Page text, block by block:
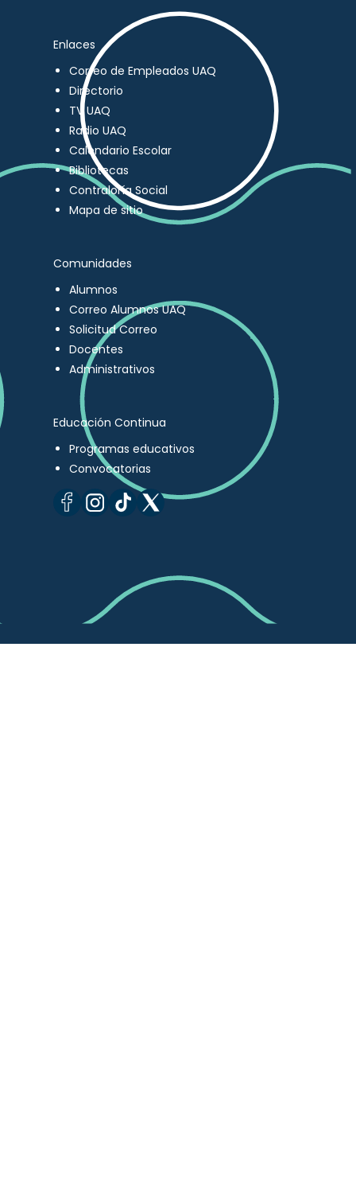
Enlaces
Correo de Empleados UAQ
Directorio
TV UAQ
Radio UAQ
Calendario Escolar
Bibliotecas
Contraloría Social
Mapa de sitio
Comunidades
Alumnos
Correo Alumnos UAQ
Solicitud Correo
Docentes
Administrativos
Educación Continua
Programas educativos
Convocatorias